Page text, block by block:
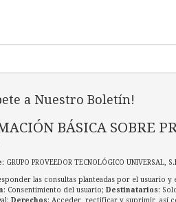
a Nuestro Boletín!
BÁSICA SOBRE
: GRUPO PROVEEDOR TECNOLÓGICO UNIVERSAL,
las consultas planteadas por el usuario
: Consentimiento del usuario; Destinatarios: